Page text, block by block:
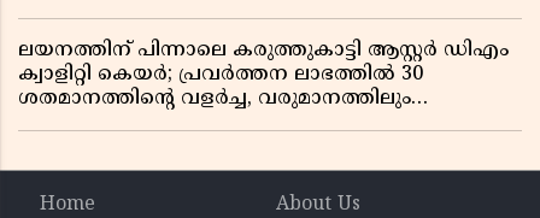
ലയനത്തിന് പിന്നാലെ കരുത്തുകാട്ടി ആസ്റ്റർ ഡിഎം
ക്വാളിറ്റി കെയർ; പ്രവർത്തന ലാഭത്തിൽ 30
ശതമാനത്തിൻ്റെ വളർച്ച, വരുമാനത്തിലും
Home
About Us